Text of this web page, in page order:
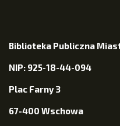
Biblioteka Publiczna
NIP: 925-18-44-094
Plac Farny 3
67-400 Wschowa